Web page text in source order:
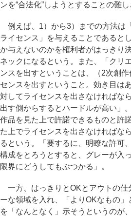
ンを“合法化”しようとすることの難
例えば、1）から3）までの方法は
ライセンス」を与えることであると
か与えないのかを権利者がはっきり
ネックになるという。また、「クリ
ンスを出すということは、（2次創
センスを出すということ。効き目は
対してライセンスを出さなければな
出す側からするとハードルが高い」
作品を見た上で許諾できるものと許
た上でライセンスを出さなければな
るという。「要するに、明瞭な許可
構成をとろうとすると、グレーが入
限界にどうしてもぶつかる」。
一方、はっきりとOKとアウトの仕
ーな領域を入れ、「よりOKなもの」
を「なんとなく」示そうというのが